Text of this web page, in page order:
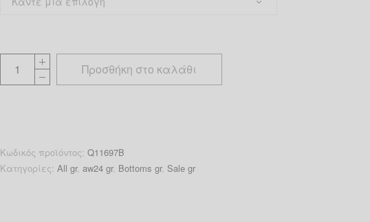
Προσθήκη στο καλάθι
Κωδικός προϊόντος:Q11697B
Κατηγορίες:All gr,aw24 gr, Bottoms gr, Sale gr